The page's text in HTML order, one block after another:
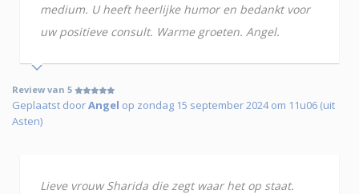
medium. U heeft heerlijke humor en bedankt voor
uw positieve consult. Warme groeten. Angel.
Review van 5
Geplaatst doorAngel op zondag 15 september 2024 om 11u06 (uit
Asten)
Lieve vrouw Sharida die zegt waar het op staat.